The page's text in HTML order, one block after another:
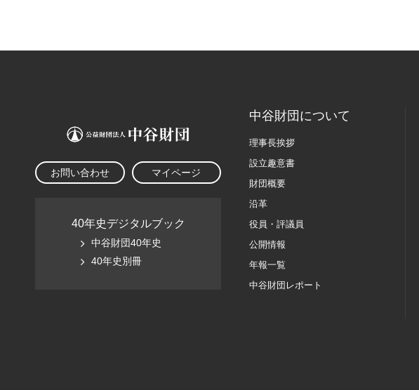
お問い合わせ マイページ
40年史デジタルブック
中谷財団40年史
40年史別冊
中谷財団について
理事長挨拶
設立趣意書
財団概要
沿革
役員・評議員
公開情報
年報一覧
中谷財団レポート